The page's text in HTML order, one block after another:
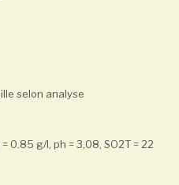
selon analyse
0.85 g/l, ph = 3,08, SO2T = 22